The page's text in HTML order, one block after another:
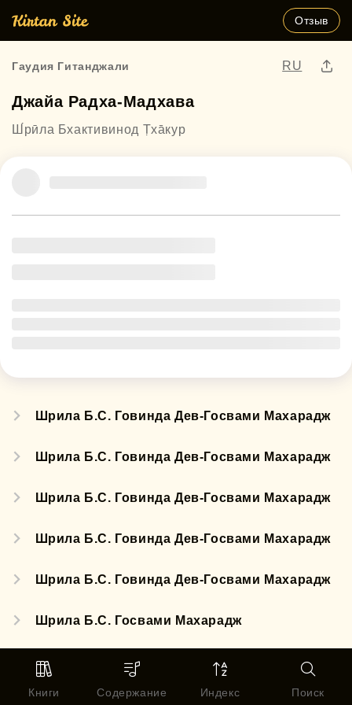
Отзыв
Гаудия Гитанджали RU
Джайа Радха-Мадхава
Ш́рӣла Бхактивинод Т̣ха̄кур
Шрила Б.С. Говинда Дев-Госвами Махарадж
Шрила Б.С. Говинда Дев-Госвами Махарадж
Шрила Б.С. Говинда Дев-Госвами Махарадж
Шрила Б.С. Говинда Дев-Госвами Махарадж
Шрила Б.С. Говинда Дев-Госвами Махарадж
Шрила Б.С. Госвами Махарадж
Шрила Б.Н. Ачарья Махарадж
Шрила Б.Б. Авадхут Махарадж
Книги Содержание Индекс Поиск